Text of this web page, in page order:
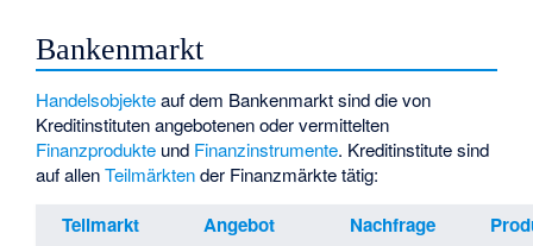
Bankenmarkt
Handelsobjekteauf dem Bankenmarktsind die von
Kreditinstituten angebotenen oder vermittelten
Finanzprodukte und Finanzinstrumente. Kreditinstitute sind
auf allenTeilmärktender Finanzmärkte tätig:
Teilmarkt Angebot Nachfrage